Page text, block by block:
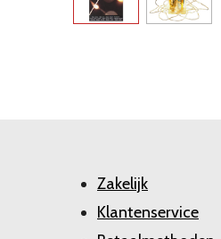
Zakelijk
Klantenservice